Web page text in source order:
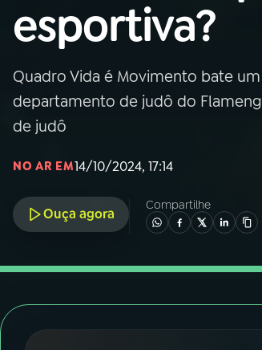
02 A RÁDIO
03PROGRAMAÇÃO
04PROGRAMAS
06VIDEOCASTS
esportiva?
Quadro Vida é Movimento bate
departamento de judô do
de judô
NO AR EM14/10/2024, 17:14
Ouça agora
Compartilhe